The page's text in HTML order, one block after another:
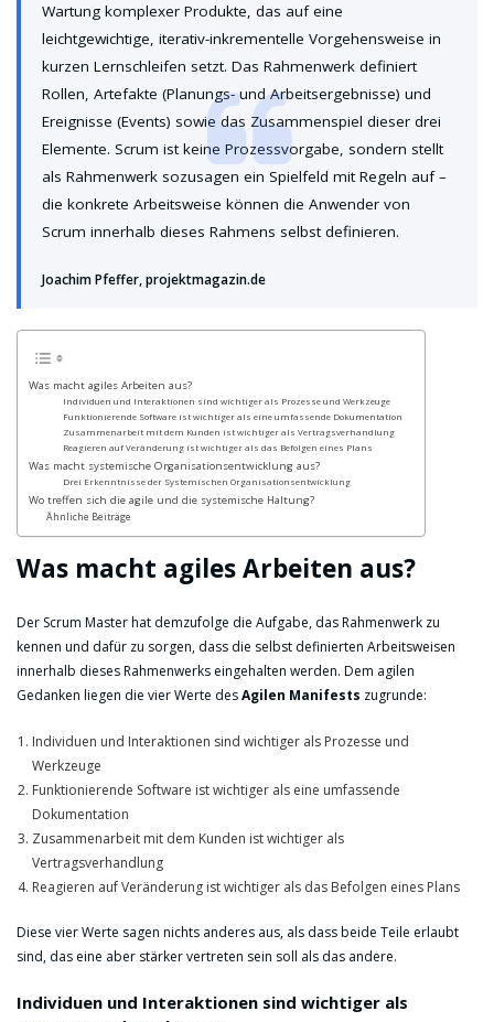
Wartung komplexer Produkte, das auf eine
leichtgewichtige, iterativ-inkrementelle Vorgehensweise in
kurzen Lernschleifen setzt. Das Rahmenwerk definiert
Rollen, Artefakte (Planungs- und Arbeitsergebnisse) und
Ereignisse (Events) sowie das Zusammenspiel dieser drei
Elemente. Scrum ist keine Prozessvorgabe, sondern stellt
als Rahmenwerk sozusagen ein Spielfeld mit Regeln auf –
die konkrete Arbeitsweise können die Anwender von
Scrum innerhalb dieses Rahmens selbst definieren.
Joachim Pfeffer, projektmagazin.de
Was macht agiles Arbeiten aus?
Individuen und Interaktionen sind wichtiger als Prozesse und Werkzeuge
Funktionierende Software ist wichtiger als eine umfassende Dokumentation
Zusammenarbeit mit dem Kunden ist wichtiger als Vertragsverhandlung
Reagieren auf Veränderung ist wichtiger als das Befolgen eines Plans
Was macht systemische Organisationsentwicklung aus?
Drei Erkenntnisse der Systemischen Organisationsentwicklung
Wo treffen sich die agile und die systemische Haltung?
Ähnliche Beiträge
Was macht agiles Arbeiten aus?
Der Scrum Master hat demzufolge die Aufgabe, das Rahmenwerk zu
kennen und dafür zu sorgen, dass die selbst definierten Arbeitsweisen
innerhalb dieses Rahmenwerks eingehalten werden. Dem agilen
Gedanken liegen die vier Werte desAgilen Manifests zugrunde:
Individuen und Interaktionen sind wichtiger als Prozesse und
Werkzeuge
Funktionierende Software ist wichtiger als eine umfassende
Dokumentation
Zusammenarbeit mit dem Kunden ist wichtiger als
Vertragsverhandlung
Reagieren auf Veränderung ist wichtiger als das Befolgen eines Plans
Diese vier Werte sagen nichts anderes aus, als dass beide Teile erlaubt
sind, das eine aber stärker vertreten sein soll als das andere.
Individuen und Interaktionen sind wichtiger als